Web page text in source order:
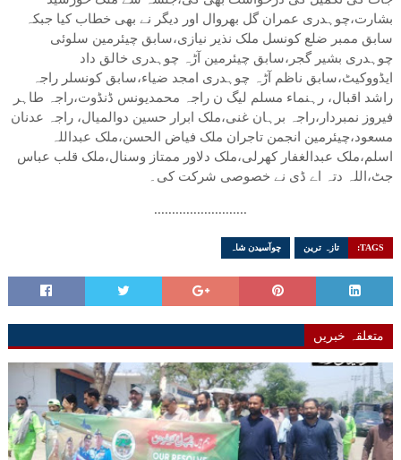
بشارت،چوہدری عمران گل بھروال اور دیگر نے بھی خطاب کیا جبکہ
سابق ممبر ضلع کونسل ملک نذیر نیازی،سابق چیئرمین سلوئی
چوہدری بشیر گجر،سابق چیئرمین آڑہ چوہدری خالق داد
ایڈووکیٹ،سابق ناظم آڑہ چوہدری امجد ضیاء،سابق کونسلر راجہ
راشد اقبال، رہنماء مسلم لیگ ن راجہ محمدیونس ڈنڈوت،راجہ طاہر
فیروز نمبردار،راجہ برہان غنی،ملک ابرار حسین دوالمیال، راجہ عدنان
مسعود،چیئرمین انجمن تاجران ملک فیاض الحسن،ملک عبداللہ
اسلم،ملک عبدالغفار کھرلی،ملک دلاور ممتاز وسنال،ملک قلب عباس
جٹ،اللہ دتہ اے ڈی نے خصوصی شرکت کی۔
..........................
TAGS: تازہ ترین چوآسیدن شاہ
متعلقہ خبریں